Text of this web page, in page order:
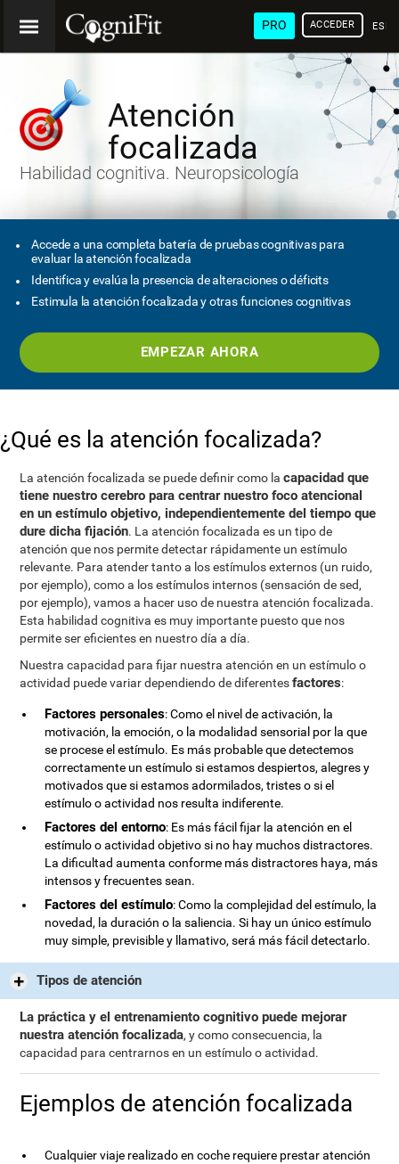
PRO ACCEDER
Atención
focalizada
Habilidad cognitiva. Neuropsicología
Accede a una completa batería de pruebas cognitivas para
evaluar la atención focalizada
Identifica y evalúa la presencia de alteraciones o déficits
Estimula la atención focalizada y otras funciones cognitivas
EMPEZAR AHORA
¿Qué es la atención focalizada?
La atención focalizada se puede definir como lacapacidad que
tiene nuestro cerebro para centrar nuestro foco atencional
en un estímulo objetivo, independientemente del tiempo que
dure dicha fijación. La atención focalizada es un tipo de
atención que nos permite detectar rápidamente un estímulo
relevante. Para atender tanto a los estímulos externos (un ruido,
por ejemplo), como a los estímulos internos (sensación de sed,
por ejemplo), vamos a hacer uso de nuestra atención focalizada.
Esta habilidad cognitiva es muy importante puesto que nos
permite ser eficientes en nuestro día a día.
Nuestra capacidad para fijar nuestra atención en un estímulo o
actividad puede variar dependiendo de diferentesfactores:
Factores personales: Como el nivel de activación, la
motivación, la emoción, o la modalidad sensorial por la que
se procese el estímulo. Es más probable que detectemos
correctamente un estímulo si estamos despiertos, alegres y
motivados que si estamos adormilados, tristes o si el
estímulo o actividad nos resulta indiferente.
Factores del entorno: Es más fácil fijar la atención en el
estímulo o actividad objetivo si no hay muchos distractores.
La dificultad aumenta conforme más distractores haya, más
intensos y frecuentes sean.
Factores del estímulo: Como la complejidad del estímulo, la
novedad, la duración o la saliencia. Si hay un único estímulo
muy simple, previsible y llamativo, será más fácil detectarlo.
Tipos de atención
La práctica y el entrenamiento cognitivo puede mejorar
nuestra atención focalizada, y como consecuencia, la
capacidad para centrarnos en un estímulo o actividad.
Ejemplos de atención focalizada
Cualquier viaje realizado en coche requiere prestar atención